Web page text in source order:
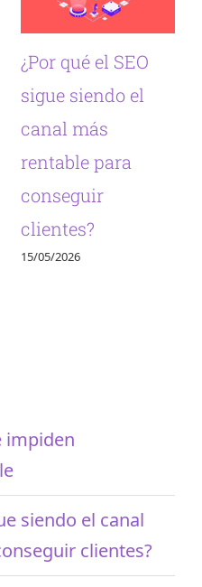
¿Por qué el SEO
sigue siendo el
canal más
rentable para
conseguir
clientes?
15/05/2026
impiden
siendo el canal
clientes?